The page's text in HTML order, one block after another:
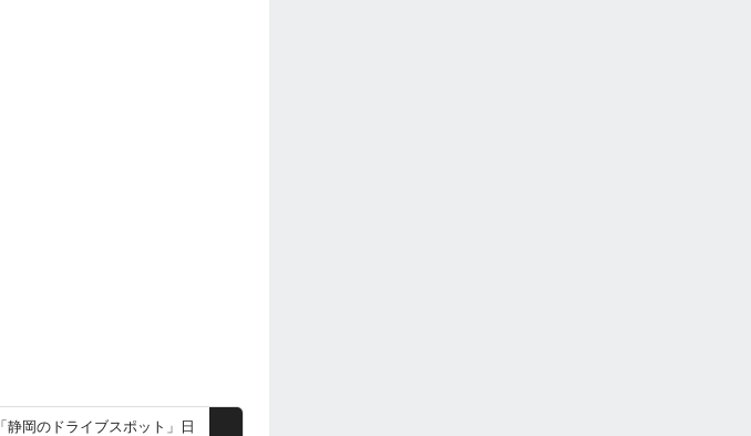
「静岡のドライブスポット」日